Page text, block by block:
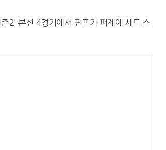
2' 본선 4경기에서 핀프가 퍼제에 세트 스